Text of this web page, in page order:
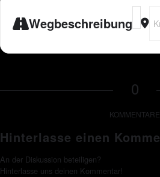
Wegbeschreibung
0
KOMMENTARE
Hinterlasse einen
An der Diskussion beteiligen?
Hinterlasse uns deinen Kommentar!